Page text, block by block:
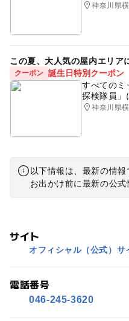
神奈川県
この夏、大人気の屋内エリア
クーポン 誕生日特別クーポン
すべてのミ
探検隊員」
神奈川県
以下情報は、最新の情報
お出かけ前に最新の公式
サイト
オフィシャル（公式）サ
電話番号
046-245-3620